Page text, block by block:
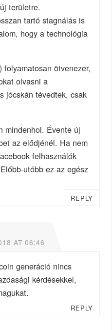
területre.
tartó stagnálás is
hogy a technológia
folyamatosan ötvenezer,
olvasni a
jócskán tévedtek, csak
mindenhol. Évente új
az elődjénél. Ha nem
felhasználók
utóbb ez az egész
REPLY
AT 06:46
generáció nincs
kérdésekkel,
REPLY